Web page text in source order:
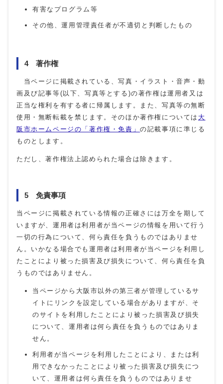
有害なプログラム等
その他、運用管理責任者が不適切と判断したもの
4 著作権
当ページに掲載されている、写真・イラスト・音声・動
画及び記事等(以下、写真等とする)の著作権は運用者又は
正当な権利を有する者に帰属します。また、写真等の無断
使用・無断転載を禁じます。そのほか著作権については 大
阪市ホームページの「著作権・免責」の記載事項に準じる
ものとします。
ただし、著作権法上認められた場合は除きます。
5 免責事項
当ページに掲載されている情報の正確さには万全を期して
いますが、運用者は利用者が当ページの情報を用いて行う
一切の行為について、何ら責任を負うものではありませ
ん。いかなる場合でも運用者は利用者が当ページを利用し
たことにより被った損害及び損失について、何ら責任を負
うものではありません。
当ページから大阪市以外の第三者が管理しているサ
イトにリンクを設定している場合がありますが、そ
のサイトを利用したことにより被った損害及び損失
について、運用者は何ら責任を負うものではありま
せん。
利用者が当ページを利用したことにより、または利
用できなかったことにより被った損害及び損失につ
いて、運用者は何ら責任を負うものではありませ